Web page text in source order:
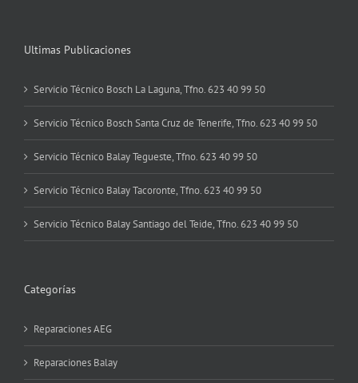
Ultimas Publicaciones
Servicio Técnico Bosch La Laguna, Tfno. 623 40 99 50
Servicio Técnico Bosch Santa Cruz de Tenerife, Tfno. 623 40 99 50
Servicio Técnico Balay Tegueste, Tfno. 623 40 99 50
Servicio Técnico Balay Tacoronte, Tfno. 623 40 99 50
Servicio Técnico Balay Santiago del Teide, Tfno. 623 40 99 50
Categorías
Reparaciones AEG
Reparaciones Balay